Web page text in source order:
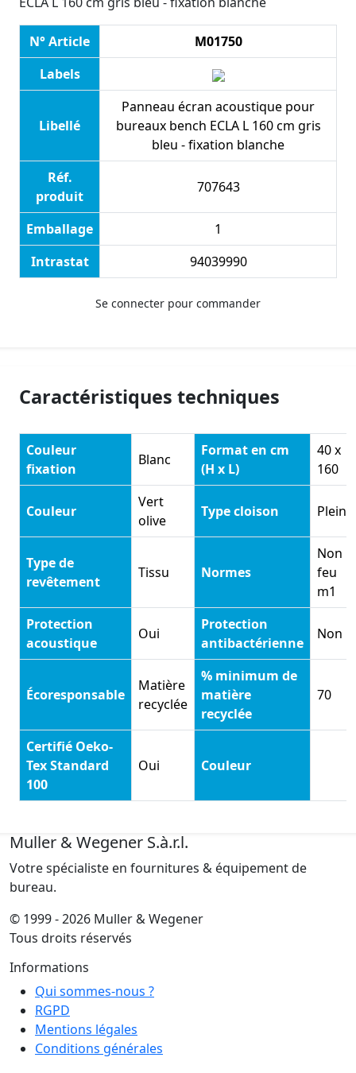
N° Article
M01750
Labels
Libellé
Panneau écran acoustique pour
bureaux bench ECLA L 160 cm gris
bleu - fixation blanche
Réf.
produit
707643
Emballage
1
Intrastat
94039990
Se connecter pour commander
Caractéristiques techniques
Couleur
fixation
Blanc
Format en cm
(H x L)
40 x
160
Couleur
Vert
olive
Type cloison Pleine
Type de
revêtement
Tissu Normes
Non
feu
m1
Protection
acoustique
Oui
Protection
antibactérienne
Non
Écoresponsable
Matière
recyclée
% minimum de
matière
recyclée
70
Certifié Oeko-
Tex Standard
100
Oui Couleur
Muller & Wegener S.à.r.l.
Votre spécialiste en fournitures & équipement de
bureau.
© 1999 - 2026 Muller & Wegener
Tous droits réservés
Informations
Qui sommes-nous ?
RGPD
Mentions légales
Conditions générales